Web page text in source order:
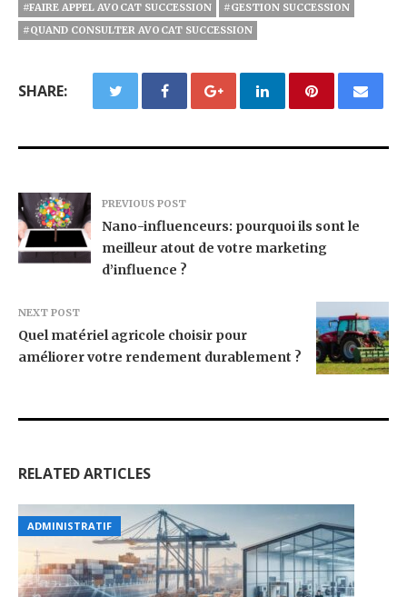
#FAIRE APPEL AVOCAT SUCCESSION
#GESTION SUCCESSION
#QUAND CONSULTER AVOCAT SUCCESSION
SHARE:
PREVIOUS POST
Nano-influenceurs: pourquoi ils sont le
meilleur atout de votre marketing
d’influence ?
NEXT POST
Quel matériel agricole choisir pour
améliorer votre rendement durablement ?
RELATED ARTICLES
ADMINISTRATIF